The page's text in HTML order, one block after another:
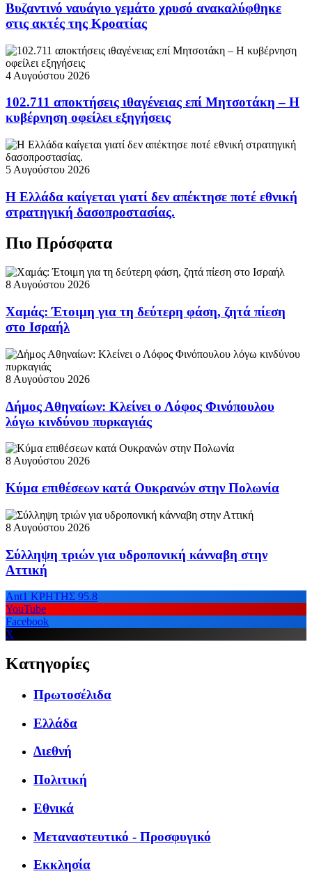
Βυζαντινό ναυάγιο γεμάτο χρυσό ανακαλύφθηκε
στις ακτές της Κροατίας
4 Αυγούστου 2026
102.711 αποκτήσεις ιθαγένειας επί Μητσοτάκη – Η
κυβέρνηση οφείλει εξηγήσεις
5 Αυγούστου 2026
Η Ελλάδα καίγεται γιατί δεν απέκτησε ποτέ εθνική
στρατηγική δασοπροστασίας.
Πιο Πρόσφατα
8 Αυγούστου 2026
Χαμάς: Έτοιμη για τη δεύτερη φάση, ζητά πίεση
στο Ισραήλ
8 Αυγούστου 2026
Δήμος Αθηναίων: Κλείνει ο Λόφος Φινόπουλου
λόγω κινδύνου πυρκαγιάς
8 Αυγούστου 2026
Κύμα επιθέσεων κατά Ουκρανών στην Πολωνία
8 Αυγούστου 2026
Σύλληψη τριών για υδροπονική κάνναβη στην
Αττική
Ant1 ΚΡΗΤΗΣ 95.8
YouTube
Facebook
X
Κατηγορίες
Πρωτοσέλιδα
Ελλάδα
Διεθνή
Πολιτική
Εθνικά
Μεταναστευτικό - Προσφυγικό
Εκκλησία